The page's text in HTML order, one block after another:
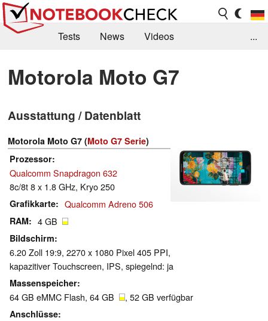
Tests News
Videos
Kaufberatung
Deals Suche
Forum
...
Motorola Moto G7
Ausstattung / Datenblatt
Motorola Moto G7 (Moto G7 Serie)
Prozessor
Qualcomm Snapdragon 632
8c/8t 8 x 1.8 GHz, Kryo 250
Grafikkarte Qualcomm Adreno 506
RAM 4 GB
Bildschirm
6.20 Zoll 19:9, 2270 x 1080 Pixel 405 PPI,
kapazitiver Touchscreen, IPS, spiegelnd: ja
Massenspeicher
64 GB eMMC Flash, 64 GB , 52 GB verfügbar
Anschlüsse